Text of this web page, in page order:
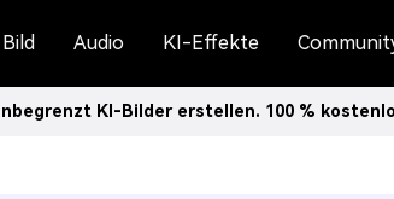
Bild Audio KI-Effekte
KI-Bilder erstellen. 100 %